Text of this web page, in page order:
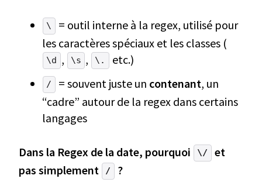
\
= outil interne à la regex, utilisé pour
les caractères spéciaux et les classes (
\d , \s , \. etc.)
/ = souvent juste un contenant, un
“cadre” autour de la regex dans certains
langages
Dans la Regex de la date, pourquoi \/
et
pas simplement
/ ?